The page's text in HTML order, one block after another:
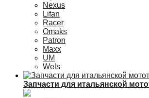
Nexus
Lifan
Racer
Omaks
Patron
Maxx
UM
Wels
Запчасти для итальянской